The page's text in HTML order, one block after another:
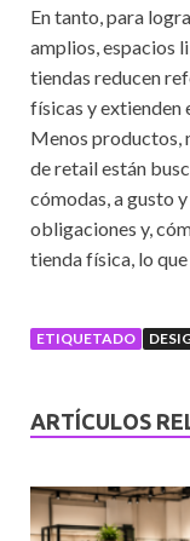
En tanto, para
amplios, espacios
tiendas reducen
físicas y extienden
Menos productos,
de retail están
cómodas, a gusto
obligaciones y,
tienda física, lo
ETIQUETADO
ARTÍCULOS